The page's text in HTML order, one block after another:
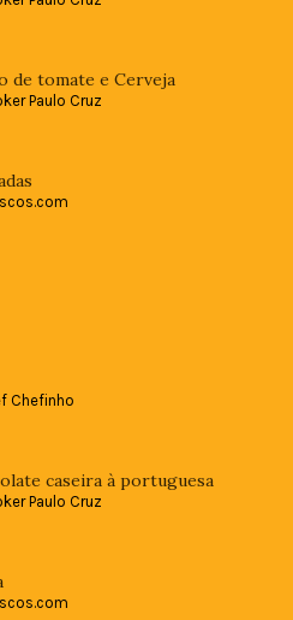
de tomate e Cerveja
Paulo Cruz
Chefinho
caseira à portuguesa
Paulo Cruz